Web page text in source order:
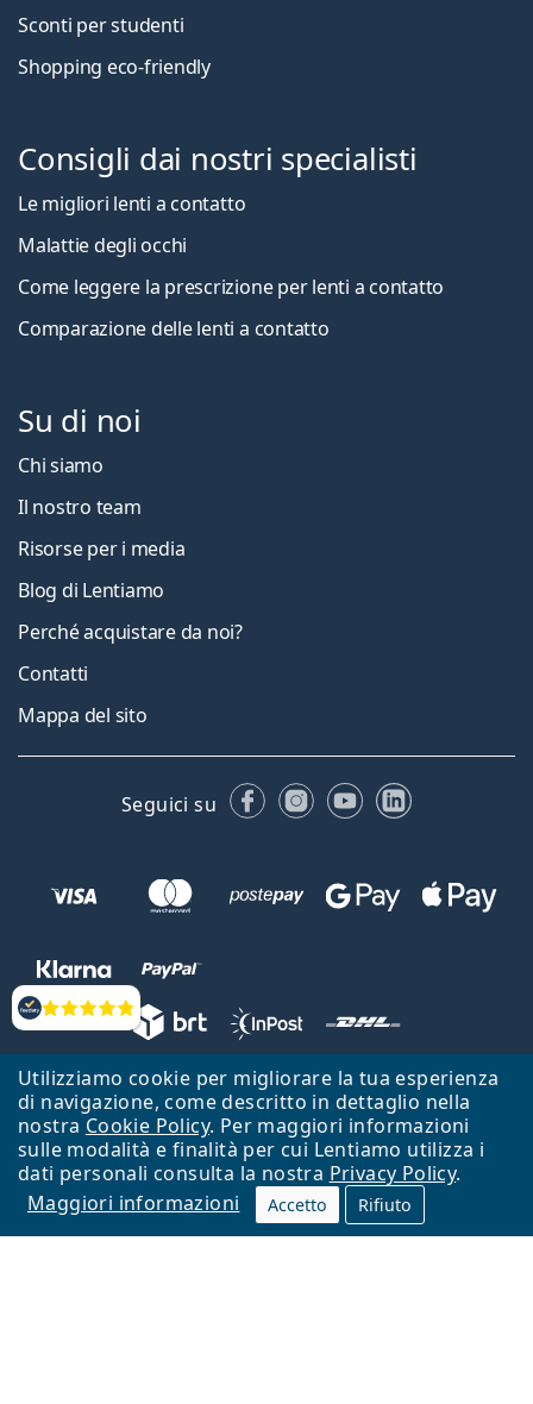
Utilizziamo cookie per migliorare la tua esperienza
di navigazione, come descritto in dettaglio nella
nostra Cookie Policy. Per maggiori informazioni
sulle modalità e finalità per cui Lentiamo utilizza i
dati personali consulta la nostra Privacy Policy.
Maggiori informazioni
Accetto Rifiuto
Valutazione
Sconti per studenti
Shopping eco-friendly
Consigli dai nostri specialisti
Le migliori lenti a contatto
Malattie degli occhi
Come leggere la prescrizione per lenti a contatto
Comparazione delle lenti a contatto
Su di noi
Chi siamo
Il nostro team
Risorse per i media
Blog di Lentiamo
Perché acquistare da noi?
Contatti
Mappa del sito
Seguici su FacebookInstagram
YouTubeLinkedIn
Lentiamo s.r.o., Vídeňská 12, 37833 Nová Bystřice, Repubblica Ceca.
Partita IVA: CZ26104784
Torna alla Home Page
Vai all'inizio
Il sito Lentiamo.it è proprietà di Lentiamo s.r.o., che ne detiene la
Online - per te - da 18 anni!